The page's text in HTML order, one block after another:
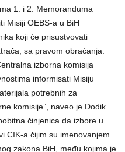
1. i 2. Memoranduma
Misiji OEBS-a u BiH
koji će prisustvovati
sa pravom obraćanja.
izborna komisija
informisati Misiju
potrebnih za
komisije”, naveo je Dodik
činjenica da izbore u
CIK-a čijim su imenovanjem
zakona BiH, među kojima je